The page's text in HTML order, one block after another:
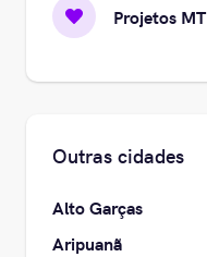
Projetos MT
Outras cidades
Alto Garças
Aripuanã